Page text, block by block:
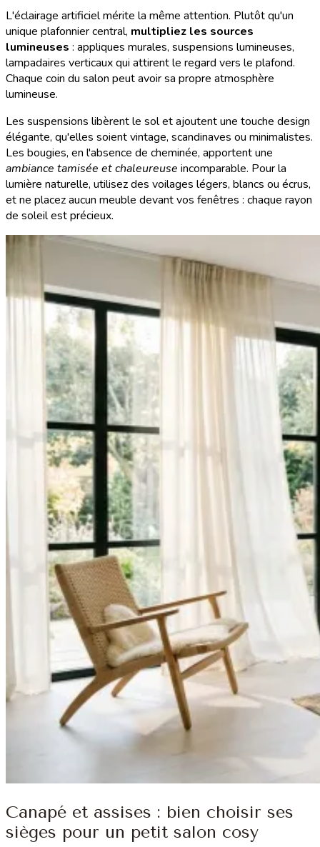
L'éclairage artificiel mérite la même attention. Plutôt qu'un
unique plafonnier central, multipliez les sources
lumineuses : appliques murales, suspensions lumineuses,
lampadaires verticaux qui attirent le regard vers le plafond.
Chaque coin du salon peut avoir sa propre atmosphère
lumineuse.
Les suspensions libèrent le sol et ajoutent une touche design
élégante, qu'elles soient vintage, scandinaves ou minimalistes.
Les bougies, en l'absence de cheminée, apportent une
ambiance tamisée et chaleureuse incomparable. Pour la
lumière naturelle, utilisez des voilages légers, blancs ou écrus,
et ne placez aucun meuble devant vos fenêtres : chaque rayon
de soleil est précieux.
Canapé et assises : bien choisir ses
sièges pour un petit salon cosy